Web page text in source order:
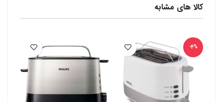
کالا های مشابه
-4%